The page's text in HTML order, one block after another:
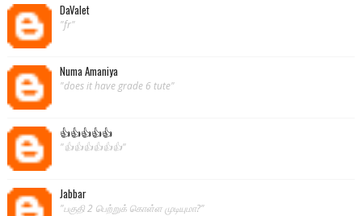
DaValet
"fr"
Numa Amaniya
"does it have grade 6 tute"
👍👍👍👍👍
"👍👍👍👍👍👍"
Jabbar
"பகுதி 2 பெற்றுக் கொள்ள முடியுமா?"